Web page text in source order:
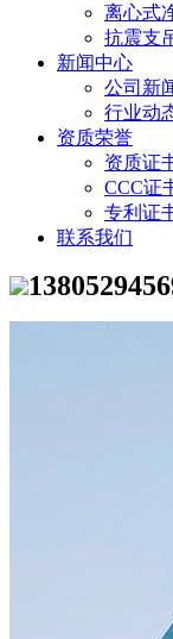
离心式
抗震支
新闻中心
公司新
行业动
资质荣誉
资质证
CCC证
专利证
联系我们